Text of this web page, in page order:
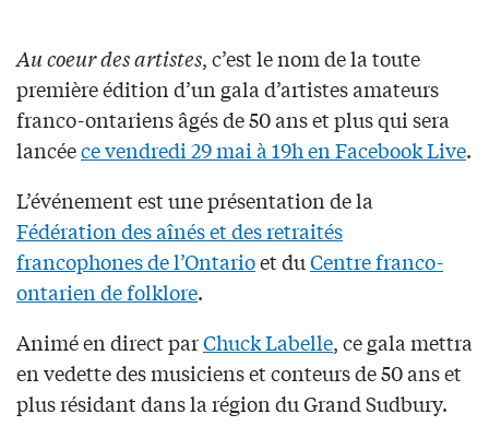
Au coeur des artistes, c’est le nom de la toute
première édition d’un gala d’artistes amateurs
franco-ontariens âgés de 50 ans et plus qui sera
lancéece vendredi 29 mai à 19h en Facebook Live.
L’événement est une présentation de la
Fédération des aînés et des retraités
francophones de l’Ontarioet duCentre franco-
ontarien de folklore.
Animé en direct parChuck Labelle, ce gala mettra
en vedette des musiciens et conteurs de 50 ans et
plus résidant dans la région du Grand Sudbury.